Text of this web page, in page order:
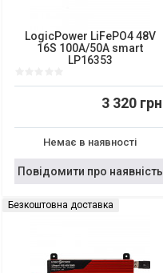
LogicPower LiFePO4 48V
16S 100A/50A smart
LP16353
3 320 грн
Немає в наявності
Повідомити про наявність
Безкоштовна доставка